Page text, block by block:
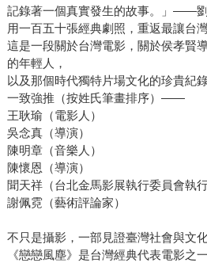
記錄著一個真實發生的故事。」——
用一百五十張經典劇照，重返最讓台
這是一段關於台灣電影，關於侯孝賢
的年輕人，
以及那個時代獨特片場文化的珍貴紀錄
一致強推（按姓氏筆畫排序）——
王耿瑜（電影人）
吳念真（導演）
陳明章（音樂人）
陳懷恩（導演）
聞天祥（台北金馬影展執行委員會執行
謝佩霓（藝術評論家）
不只是攝影，一部見證臺灣社會與文
《戀戀風塵》是台灣經典代表電影之